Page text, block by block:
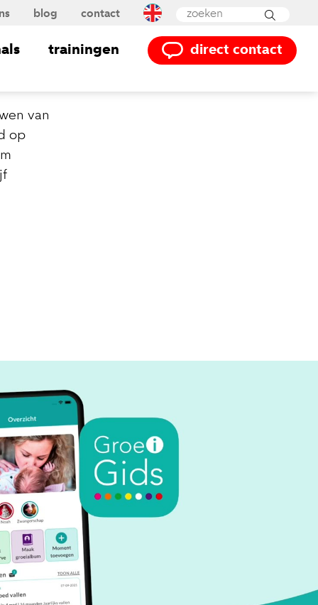
blog contact
Powered by Translate
trainingen direct contact
van
op